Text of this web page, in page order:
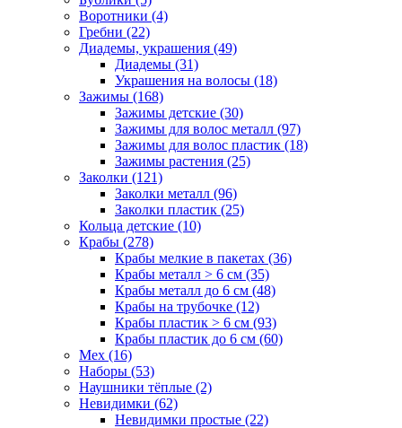
Воротники (4)
Гребни (22)
Диадемы, украшения (49)
Диадемы (31)
Украшения на волосы (18)
Зажимы (168)
Зажимы детские (30)
Зажимы для волос металл (97)
Зажимы для волос пластик (18)
Зажимы растения (25)
Заколки (121)
Заколки металл (96)
Заколки пластик (25)
Кольца детские (10)
Крабы (278)
Крабы мелкие в пакетах (36)
Крабы металл > 6 см (35)
Крабы металл до 6 см (48)
Крабы на трубочке (12)
Крабы пластик > 6 см (93)
Крабы пластик до 6 см (60)
Мех (16)
Наборы (53)
Наушники тёплые (2)
Невидимки (62)
Невидимки простые (22)